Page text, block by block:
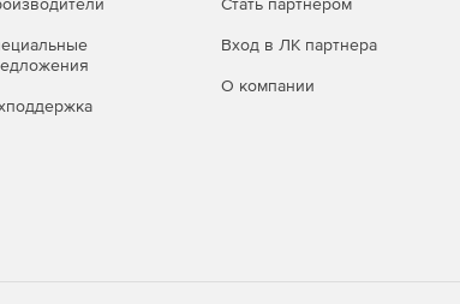
Вход в ЛК партнера
О компании